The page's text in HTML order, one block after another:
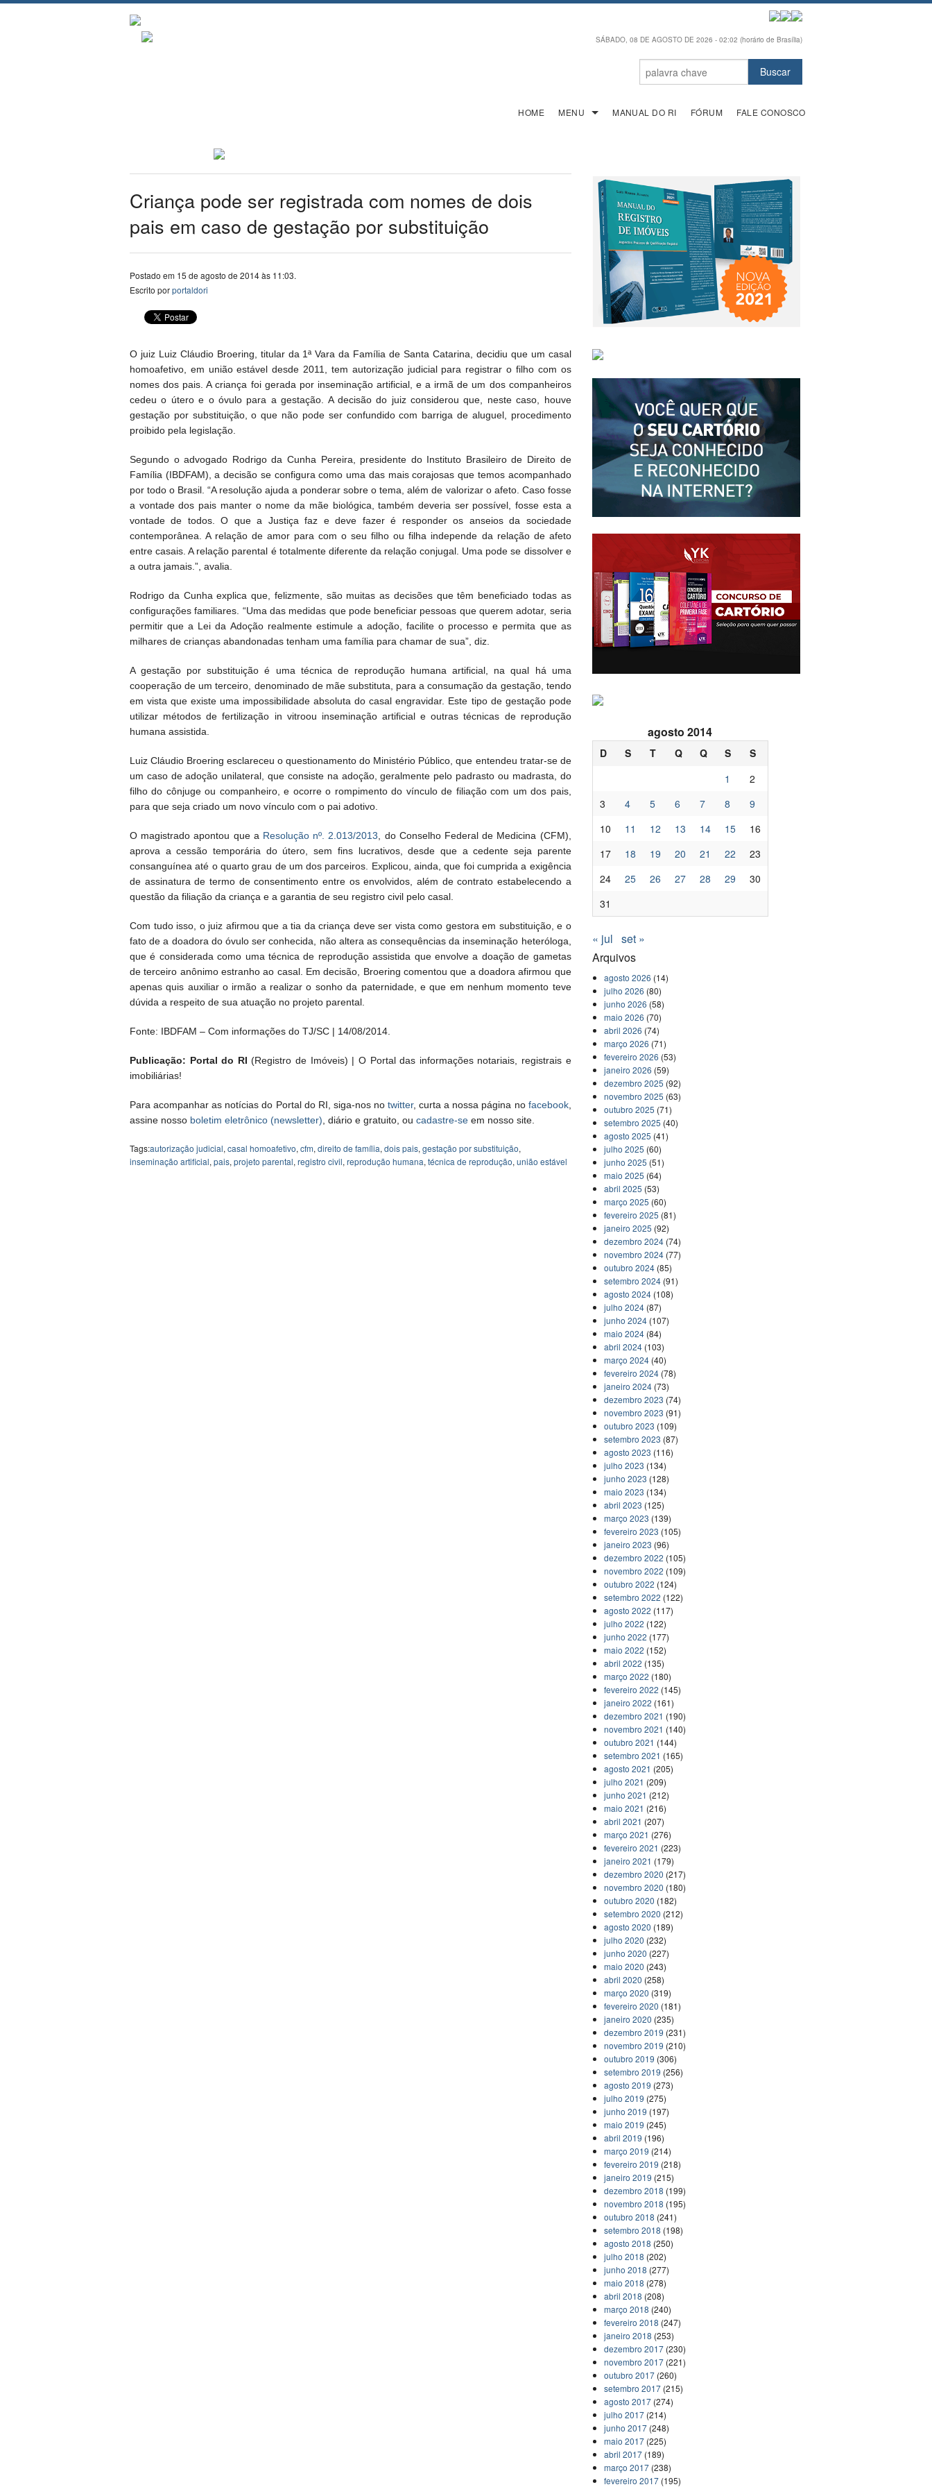
SÁBADO, 08 DE AGOSTO DE 2026 - 02:02 (horário de Brasília)
HOME MENU MANUAL DO RI FÓRUM FALE CONOSCO
Criança pode ser registrada com nomes de dois
pais em caso de gestação por substituição
Postado em 15 de agosto de 2014 às 11:03.
Escrito porportaldori
O juiz Luiz Cláudio Broering, titular da 1ª Vara da Família de Santa Catarina, decidiu que um casal
homoafetivo, em união estável desde 2011, tem autorização judicial para registrar o filho com os
nomes dos pais. A criança foi gerada por inseminação artificial, e a irmã de um dos companheiros
cedeu o útero e o óvulo para a gestação. A decisão do juiz considerou que, neste caso, houve
gestação por substituição, o que não pode ser confundido com barriga de aluguel, procedimento
proibido pela legislação.
Segundo o advogado Rodrigo da Cunha Pereira, presidente do Instituto Brasileiro de Direito de
Família (IBDFAM), a decisão se configura como uma das mais corajosas que temos acompanhado
por todo o Brasil. “A resolução ajuda a ponderar sobre o tema, além de valorizar o afeto. Caso fosse
a vontade dos pais manter o nome da mãe biológica, também deveria ser possível, fosse esta a
vontade de todos. O que a Justiça faz e deve fazer é responder os anseios da sociedade
contemporânea. A relação de amor para com o seu filho ou filha independe da relação de afeto
entre casais. A relação parental é totalmente diferente da relação conjugal. Uma pode se dissolver e
a outra jamais.”, avalia.
Rodrigo da Cunha explica que, felizmente, são muitas as decisões que têm beneficiado todas as
configurações familiares. “Uma das medidas que pode beneficiar pessoas que querem adotar, seria
permitir que a Lei da Adoção realmente estimule a adoção, facilite o processo e permita que as
milhares de crianças abandonadas tenham uma família para chamar de sua”, diz.
A gestação por substituição é uma técnica de reprodução humana artificial, na qual há uma
cooperação de um terceiro, denominado de mãe substituta, para a consumação da gestação, tendo
em vista que existe uma impossibilidade absoluta do casal engravidar. Este tipo de gestação pode
utilizar métodos de fertilização in vitroou inseminação artificial e outras técnicas de reprodução
humana assistida.
Luiz Cláudio Broering esclareceu o questionamento do Ministério Público, que entendeu tratar-se de
um caso de adoção unilateral, que consiste na adoção, geralmente pelo padrasto ou madrasta, do
filho do cônjuge ou companheiro, e ocorre o rompimento do vínculo de filiação com um dos pais,
para que seja criado um novo vínculo com o pai adotivo.
O magistrado apontou que a Resolução nº. 2.013/2013 , do Conselho Federal de Medicina (CFM),
aprova a cessão temporária do útero, sem fins lucrativos, desde que a cedente seja parente
consanguínea até o quarto grau de um dos parceiros. Explicou, ainda, que foi cumprida a exigência
de assinatura de termo de consentimento entre os envolvidos, além de contrato estabelecendo a
questão da filiação da criança e a garantia de seu registro civil pelo casal.
Com tudo isso, o juiz afirmou que a tia da criança deve ser vista como gestora em substituição, e o
fato de a doadora do óvulo ser conhecida, não altera as consequências da inseminação heteróloga,
que é considerada como uma técnica de reprodução assistida que envolve a doação de gametas
de terceiro anônimo estranho ao casal. Em decisão, Broering comentou que a doadora afirmou que
apenas quis auxiliar o irmão a realizar o sonho da paternidade, e que em nenhum momento teve
dúvida a respeito de sua atuação no projeto parental.
Fonte: IBDFAM – Com informações do TJ/SC | 14/08/2014.
Publicação: Portal do RI (Registro de Imóveis) | O Portal das informações notariais, registrais e
imobiliárias!
Para acompanhar as notícias do Portal do RI, siga-nos notwitter, curta a nossa página no facebook,
assine nosso boletim eletrônico (newsletter) , diário e gratuito, ou cadastre-se em nosso site.
Tags:autorização judicial, casal homoafetivo, cfm, direito de família, dois pais, gestação por substituição,
inseminação artificial, pais, projeto parental, registro civil, reprodução humana, técnica de reprodução, união estável
agosto 2014
D S T Q Q S
S
1
2
3
4 5 6 7 8
9
10
11 12 13 14 15
16
17
18 19 20 21 22
23
24
25 26 27 28 29
30
31
« jul set »
Arquivos
agosto 2026 (14)
julho 2026 (80)
junho 2026 (58)
maio 2026 (70)
abril 2026 (74)
março 2026 (71)
fevereiro 2026 (53)
janeiro 2026 (59)
dezembro 2025 (92)
novembro 2025 (63)
outubro 2025 (71)
setembro 2025 (40)
agosto 2025 (41)
julho 2025 (60)
junho 2025 (51)
maio 2025 (64)
abril 2025 (53)
março 2025 (60)
fevereiro 2025 (81)
janeiro 2025 (92)
dezembro 2024 (74)
novembro 2024 (77)
outubro 2024 (85)
setembro 2024 (91)
agosto 2024 (108)
julho 2024 (87)
junho 2024 (107)
maio 2024 (84)
abril 2024 (103)
março 2024 (40)
fevereiro 2024 (78)
janeiro 2024 (73)
dezembro 2023 (74)
novembro 2023 (91)
outubro 2023 (109)
setembro 2023 (87)
agosto 2023 (116)
julho 2023 (134)
junho 2023 (128)
maio 2023 (134)
abril 2023 (125)
março 2023 (139)
fevereiro 2023 (105)
janeiro 2023 (96)
dezembro 2022 (105)
novembro 2022 (109)
outubro 2022 (124)
setembro 2022 (122)
agosto 2022 (117)
julho 2022 (122)
junho 2022 (177)
maio 2022 (152)
abril 2022 (135)
março 2022 (180)
fevereiro 2022 (145)
janeiro 2022 (161)
dezembro 2021 (190)
novembro 2021 (140)
outubro 2021 (144)
setembro 2021 (165)
agosto 2021 (205)
julho 2021 (209)
junho 2021 (212)
maio 2021 (216)
abril 2021 (207)
março 2021 (276)
fevereiro 2021 (223)
janeiro 2021 (179)
dezembro 2020 (217)
novembro 2020 (180)
outubro 2020 (182)
setembro 2020 (212)
agosto 2020 (189)
julho 2020 (232)
junho 2020 (227)
maio 2020 (243)
abril 2020 (258)
março 2020 (319)
fevereiro 2020 (181)
janeiro 2020 (235)
dezembro 2019 (231)
novembro 2019 (210)
outubro 2019 (306)
setembro 2019 (256)
agosto 2019 (273)
julho 2019 (275)
junho 2019 (197)
maio 2019 (245)
abril 2019 (196)
março 2019 (214)
fevereiro 2019 (218)
janeiro 2019 (215)
dezembro 2018 (199)
novembro 2018 (195)
outubro 2018 (241)
setembro 2018 (198)
agosto 2018 (250)
julho 2018 (202)
junho 2018 (277)
maio 2018 (278)
abril 2018 (208)
março 2018 (240)
fevereiro 2018 (247)
janeiro 2018 (253)
dezembro 2017 (230)
novembro 2017 (221)
outubro 2017 (260)
setembro 2017 (215)
agosto 2017 (274)
julho 2017 (214)
junho 2017 (248)
maio 2017 (225)
abril 2017 (189)
março 2017 (238)
fevereiro 2017 (195)